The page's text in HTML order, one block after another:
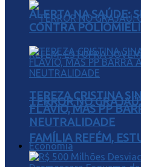
TERROR NO
FAMÍLIA REFÉM,
ALERTA NA SAÚDE:
CONTRA
TEREZA CRISTINA
FLÁVIO, MAS PP
NEUTRALIDADE
Economia